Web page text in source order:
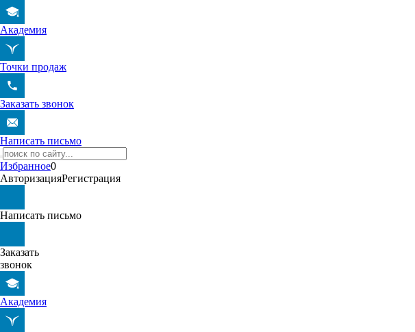
Академия
Точки продаж
Заказать звонок
Написать письмо
Избранное0
АвторизацияРегистрация
Написать письмо
Заказать
звонок
Академия